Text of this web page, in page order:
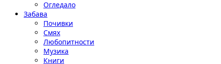
Огледало
Забава
Почивки
Смях
Любопитности
Музика
Книги